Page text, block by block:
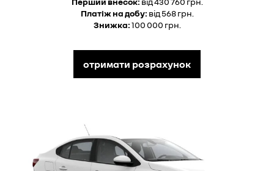
Платіж на добу: від 568 грн.
Знижка:100 000 грн.
отримати розрахунок